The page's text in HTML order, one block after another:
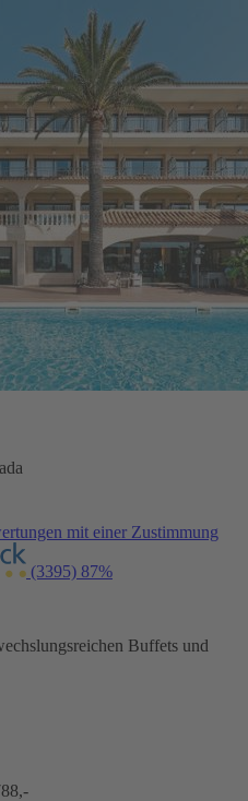
mit einer Zustimmung
(3395) 87%
Buffets und